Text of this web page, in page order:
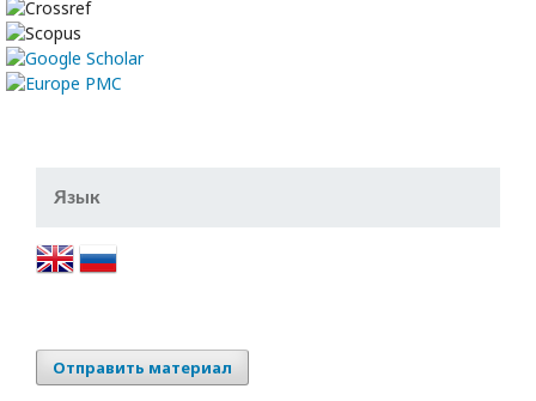
Язык
Отправить материал